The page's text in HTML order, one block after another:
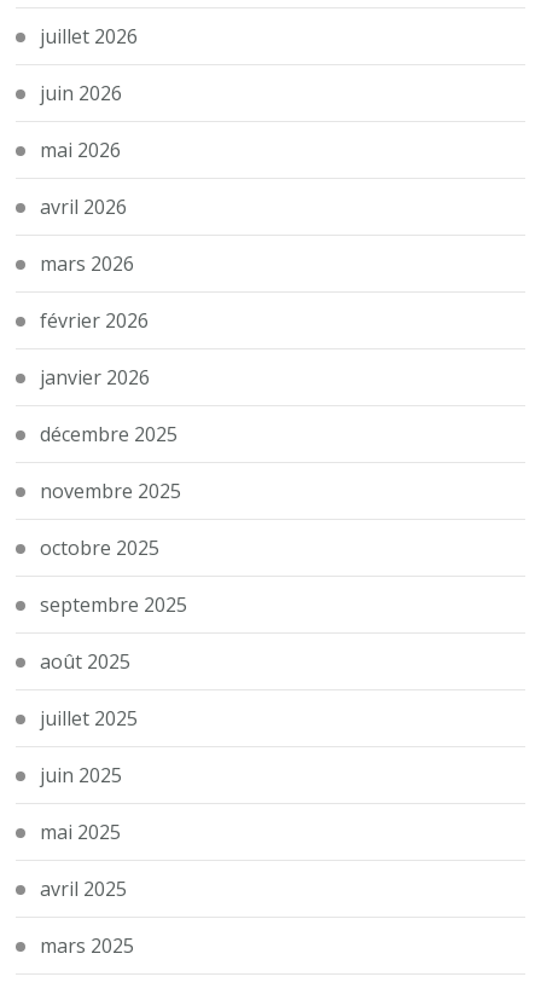
juillet 2026
juin 2026
mai 2026
avril 2026
mars 2026
février 2026
janvier 2026
décembre 2025
novembre 2025
octobre 2025
septembre 2025
août 2025
juillet 2025
juin 2025
mai 2025
avril 2025
mars 2025